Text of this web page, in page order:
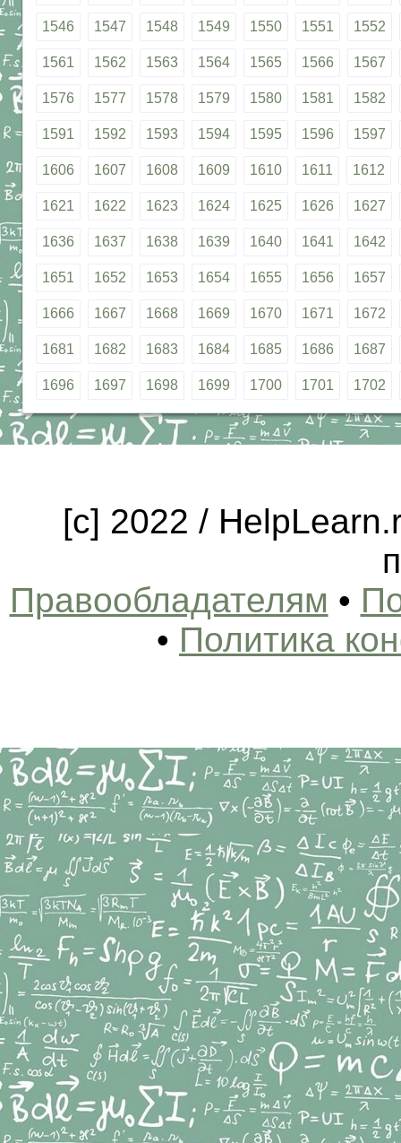
1546 1547 1548 1549 1550 1551 1552
1561 1562 1563 1564 1565 1566 1567
1576 1577 1578 1579 1580 1581 1582
1591 1592 1593 1594 1595 1596 1597
1606 1607 1608 1609 1610 1611 1612
1621 1622 1623 1624 1625 1626 1627
1636 1637 1638 1639 1640 1641 1642
1651 1652 1653 1654 1655 1656 1657
1666 1667 1668 1669 1670 1671 1672
1681 1682 1683 1684 1685 1686 1687
1696 1697 1698 1699 1700 1701 1702
[c] 2022 /
Правообладателям •
• Политика